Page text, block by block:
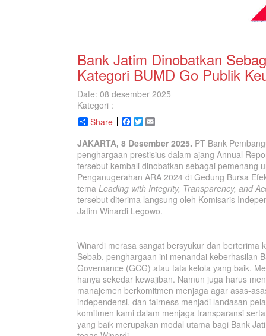
Bank Jatim Dinobatkan
Kategori BUMD Go Publik
Date: 08 desember 2025
Kategori :
Share
Facebook
Twitter
JAKARTA, 8 Desember 2025. PT Bank
penghargaan prestisius dalam ajang Annual
tersebut kembali dinobatkan sebagai pemenang
Penganugerahan ARA 2024 di Gedung Bursa
tema Leading with Integrity, Transparency, and
tersebut diterima langsung oleh Komisaris
Jatim Winardi Legowo.
Winardi merasa sangat bersyukur dan berterima
Sebab, penghargaan ini menandai keberhasilan
Governance (GCG) atau tata kelola yang baik.
hanya sekedar kewajiban. Namun juga harus
manajemen berkomitmen menjaga agar asas-
independensi, dan fairness menjadi landasan
komitmen kami dalam menjaga transparansi
yang baik merupakan modal utama bagi Bank